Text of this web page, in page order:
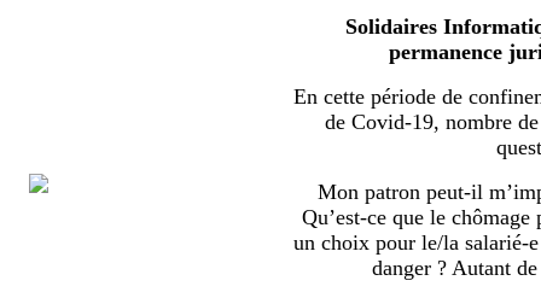
Solidaires
permanence
En cette période de
de Covid-19, nombre
Mon patron peut-il
Qu’est-ce que le
un choix pour le/la salarié-
danger ? Autant